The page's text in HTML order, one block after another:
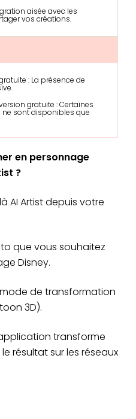
aisée avec les
vos créations.
: La présence de
gratuite : Certaines
sont disponibles que
en personnage
?
AI Artist depuis votre
que vous souhaitez
Disney.
de transformation
3D).
transforme
résultat sur les réseaux